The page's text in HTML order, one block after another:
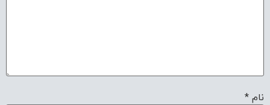
نام *